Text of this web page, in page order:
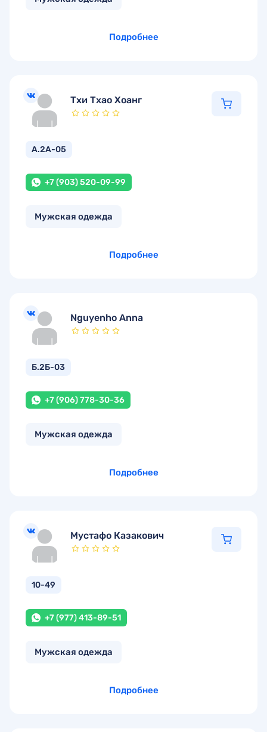
Подробнее
Тхи Тхао Хоанг
А.2А-05
+7 (903) 520-09-99
Мужская одежда
Подробнее
Nguyenho Anna
Б.2Б-03
+7 (906) 778-30-36
Мужская одежда
Подробнее
Мустафо Казакович
10-49
+7 (977) 413-89-51
Мужская одежда
Подробнее